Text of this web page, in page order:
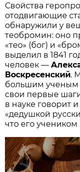
Свойства
отодвигающие
обнаружили у
теобромин: оно
«тео» (бог) и
выделил в 1841
человек —
Воскресенский.
большим ученым
свои первые
в науке говорит и
«дедушкой
что его